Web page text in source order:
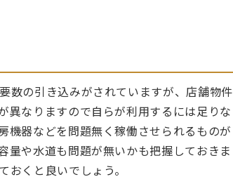
数の引き込みがされていますが、店舗物件
異なりますので自らが利用するには足りな
機器などを問題無く稼働させられるものが
量や水道も問題が無いかも把握しておきま
くと良いでしょう。